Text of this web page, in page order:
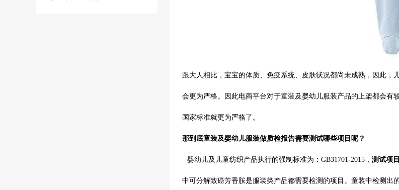
跟大人相比，宝宝的体质、免疫系统、皮肤状况都尚未成熟，因此
会更为严格。因此电商平台对于童装及婴幼儿服装产品的上架都会有
国家标准就更为严格了。
那到底童装及婴幼儿服装做质检报告需要测试哪些项目呢？
婴幼儿及儿童纺织产品执行的强制标准为：GB31701-2015， 测试项
中可分解致癌芳香胺是服装类产品都需要检测的项目。 童装中检测出